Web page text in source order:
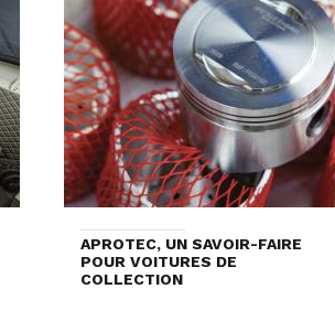
APROTEC, UN SAVOIR-FAIRE
POUR VOITURES DE
COLLECTION